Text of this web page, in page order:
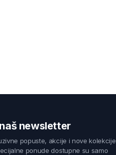
newsletter
popuste, akcije i nove kolekcije
ponude dostupne su samo